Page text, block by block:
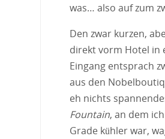
was… also auf zum
Den zwar kurzen,
direkt vorm Hotel in
Eingang entsprach
aus den
eh nichts
Fountain, an dem
Grade kühler war,